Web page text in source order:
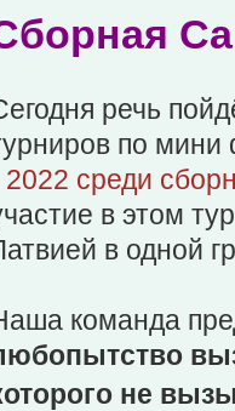
речь
по мини
2022 среди
в этом
в одной
команда
не